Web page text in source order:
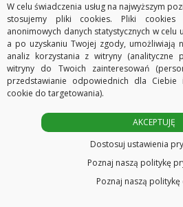
W celu świadczenia usług na najwyższym
stosujemy pliki cookies. Pliki cookies
anonimowych danych statystycznych w celu
a po uzyskaniu Twojej zgody, umożliwiają
analiz korzystania z witryny (analityczne
witryny do Twoich zainteresowań
przedstawianie odpowiednich dla
cookie do targetowania).
AKCEPTUJĘ
Dostosuj ustawienia
Poznaj naszą politykę
Poznaj naszą politykę